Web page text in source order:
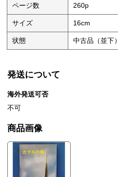
ページ数 260p
サイズ 16cm
状態 中古品（並下）
発送について
海外発送可否
不可
商品画像